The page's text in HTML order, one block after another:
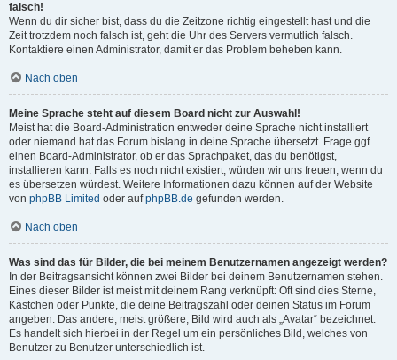
falsch!
Wenn du dir sicher bist, dass du die Zeitzone richtig eingestellt hast und die
Zeit trotzdem noch falsch ist, geht die Uhr des Servers vermutlich falsch.
Kontaktiere einen Administrator, damit er das Problem beheben kann.
Nach oben
Meine Sprache steht auf diesem Board nicht zur Auswahl!
Meist hat die Board-Administration entweder deine Sprache nicht installiert
oder niemand hat das Forum bislang in deine Sprache übersetzt. Frage ggf.
einen Board-Administrator, ob er das Sprachpaket, das du benötigst,
installieren kann. Falls es noch nicht existiert, würden wir uns freuen, wenn du
es übersetzen würdest. Weitere Informationen dazu können auf der Website
von phpBB Limited oder aufphpBB.de gefunden werden.
Nach oben
Was sind das für Bilder, die bei meinem Benutzernamen angezeigt werden?
In der Beitragsansicht können zwei Bilder bei deinem Benutzernamen stehen.
Eines dieser Bilder ist meist mit deinem Rang verknüpft: Oft sind dies Sterne,
Kästchen oder Punkte, die deine Beitragszahl oder deinen Status im Forum
angeben. Das andere, meist größere, Bild wird auch als „Avatar“ bezeichnet.
Es handelt sich hierbei in der Regel um ein persönliches Bild, welches von
Benutzer zu Benutzer unterschiedlich ist.